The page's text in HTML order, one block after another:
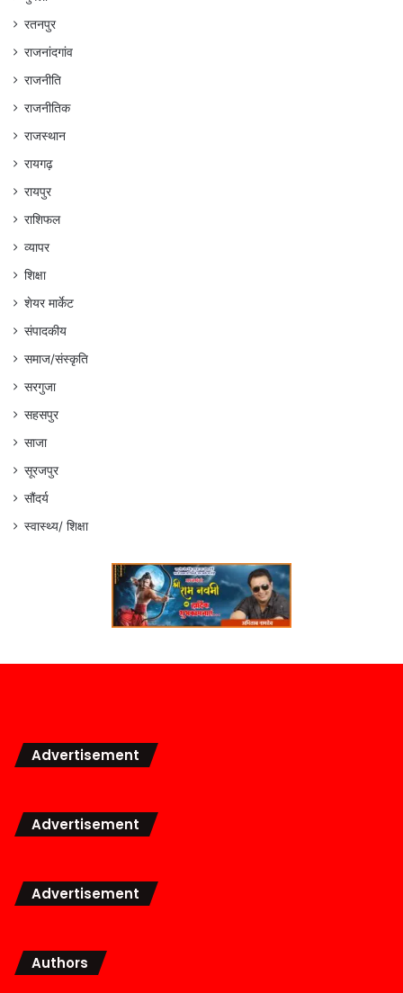
रतनपुर
राजनांदगांव
राजनीति
राजनीतिक
राजस्थान
रायगढ़
रायपुर
राशिफल
व्यापर
शिक्षा
शेयर मार्केट
संपादकीय
समाज/संस्कृति
सरगुजा
सहसपुर
साजा
सूरजपुर
सौंदर्य
स्वास्थ्य/ शिक्षा
Advertisement
Advertisement
Advertisement
Authors